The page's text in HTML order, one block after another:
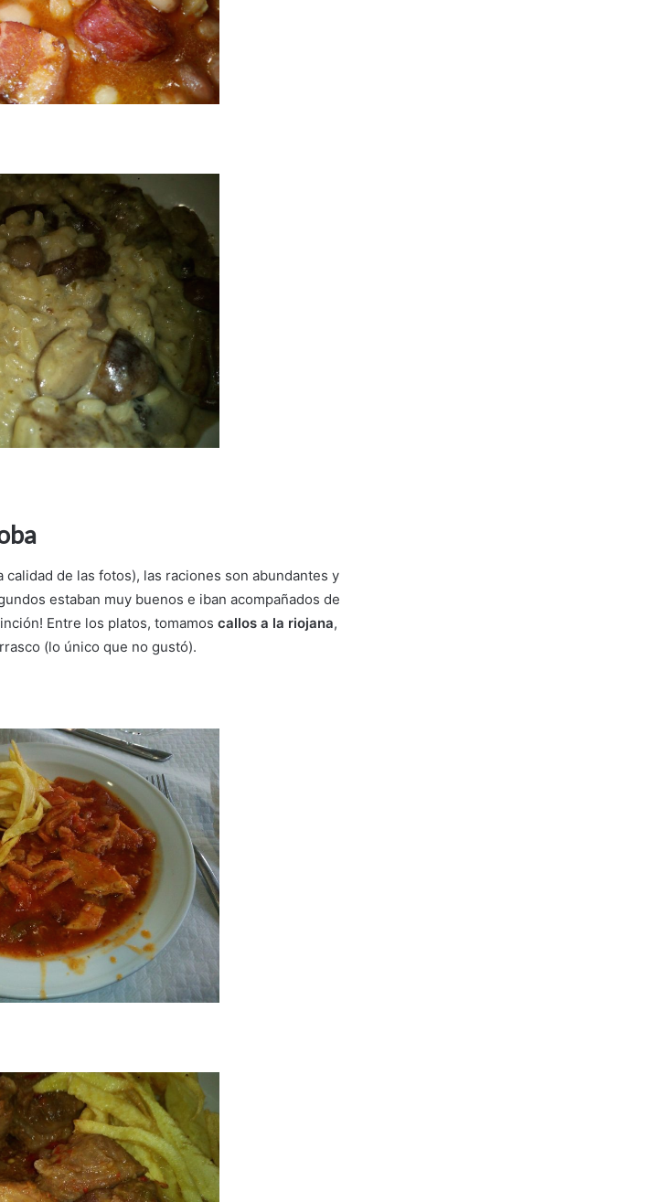
de las fotos), las raciones son abundantes y
estaban muy buenos e iban acompañados de
Entre los platos, tomamos callos a la riojana,
(lo único que no gustó).